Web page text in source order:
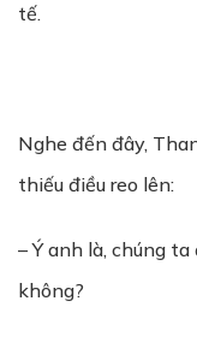
tế.
Nghe đến đây,
thiếu điều reo lên:
– Ý anh là, chúng
không?